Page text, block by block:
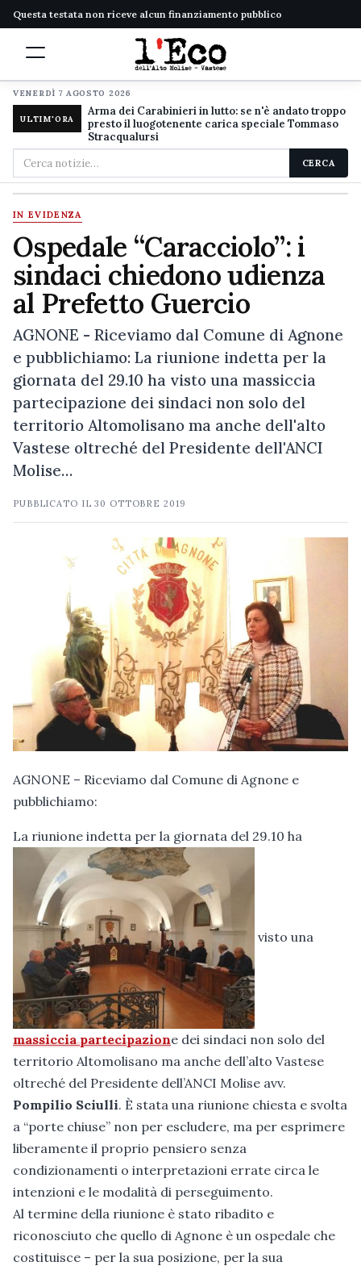
Questa testata non riceve alcun finanziamento pubblico
VENERDÌ 7 AGOSTO 2026
ULTIM'ORA
Arma dei Carabinieri in lutto: se n'è andato troppo
presto il luogotenente carica speciale Tommaso
Stracqualursi
Cerca
nel
sito
CERCA
IN EVIDENZA
Ospedale “Caracciolo”: i
sindaci chiedono udienza
al Prefetto Guercio
AGNONE - Riceviamo dal Comune di Agnone
e pubblichiamo: La riunione indetta per la
giornata del 29.10 ha visto una massiccia
partecipazione dei sindaci non solo del
territorio Altomolisano ma anche dell'alto
Vastese oltreché del Presidente dell'ANCI
Molise…
PUBBLICATO IL30 OTTOBRE 2019
AGNONE – Riceviamo dal Comune di Agnone e
pubblichiamo:
La riunione indetta per la giornata del 29.10 ha
visto una
massiccia partecipazione dei sindaci non solo del
territorio Altomolisano ma anche dell’alto Vastese
oltreché del Presidente dell’ANCI Molise avv.
Pompilio Sciulli. È stata una riunione chiesta e svolta
a “porte chiuse” non per escludere, ma per esprimere
liberamente il proprio pensiero senza
condizionamenti o interpretazioni errate circa le
intenzioni e le modalità di perseguimento.
Al termine della riunione è stato ribadito e
riconosciuto che quello di Agnone è un ospedale che
costituisce – per la sua posizione, per la sua